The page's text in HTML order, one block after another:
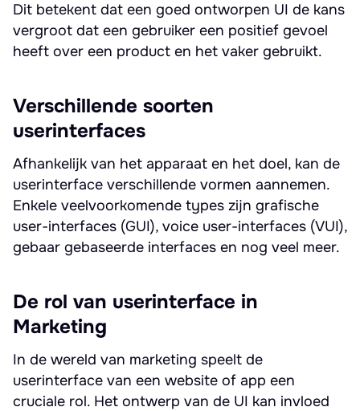
Dit betekent dat een goed ontworpen UI de kans
vergroot dat een gebruiker een positief gevoel
heeft over een product en het vaker gebruikt.
Verschillende soorten
userinterfaces
Afhankelijk van het apparaat en het doel, kan de
userinterface verschillende vormen aannemen.
Enkele veelvoorkomende types zijn grafische
user-interfaces (GUI), voice user-interfaces (VUI),
gebaar gebaseerde interfaces en nog veel meer.
De rol van userinterface in
Marketing
In de wereld van marketing speelt de
userinterface van een website of app een
cruciale rol. Het ontwerp van de UI kan invloed